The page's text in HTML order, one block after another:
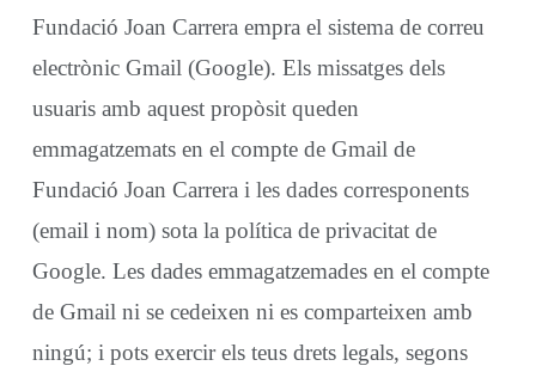
Fundació Joan Carrera empra el sistema de correu
electrònic Gmail (Google). Els missatges dels
usuaris amb aquest propòsit queden
emmagatzemats en el compte de Gmail de
Fundació Joan Carrera i les dades corresponents
(email i nom) sota la política de privacitat de
Google. Les dades emmagatzemades en el compte
de Gmail ni se cedeixen ni es comparteixen amb
ningú; i pots exercir els teus drets legals, segons